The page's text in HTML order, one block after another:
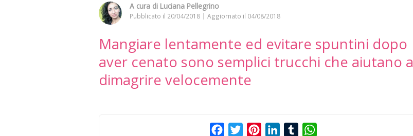
A cura di Luciana Pellegrino
Pubblicato il 20/04/2018 Aggiornato il 04/08/2018
Mangiare lentamente ed evitare spuntini dopo
aver cenato sono semplici trucchi che aiutano a
dimagrire velocemente
FacebookTwitterPinterestLinkedInTumblr